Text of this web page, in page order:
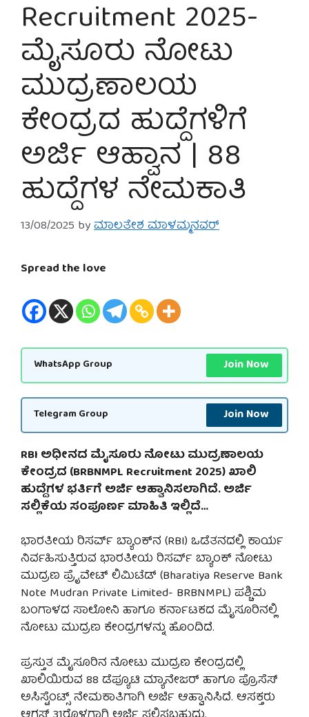
Recruitment 2025-
ಮೈಸೂರು ನೋಟು
ಮುದ್ರಣಾಲಯ
ಕೇಂದ್ರದ ಹುದ್ದೆಗಳಿಗೆ
ಅರ್ಜಿ ಆಹ್ವಾನ | 88
ಹುದ್ದೆಗಳ ನೇಮಕಾತಿ
13/08/2025 byಮಾಲತೇಶ ಮಾಳಮ್ಮನವರ್
Spread the love
WhatsApp Group Join Now
Telegram Group Join Now
RBI ಅಧೀನದ ಮೈಸೂರು ನೋಟು ಮುದ್ರಣಾಲಯ
ಕೇಂದ್ರದ (BRBNMPL Recruitment 2025) ಖಾಲಿ
ಹುದ್ದೆಗಳ ಭರ್ತಿಗೆ ಅರ್ಜಿ ಆಹ್ವಾನಿಸಲಾಗಿದೆ. ಅರ್ಜಿ
ಸಲ್ಲಿಕೆಯ ಸಂಪೂರ್ಣ ಮಾಹಿತಿ ಇಲ್ಲಿದೆ…
ಭಾರತೀಯ ರಿಸರ್ವ್ ಬ್ಯಾಂಕ್‌ನ (RBI) ಒಡೆತನದಲ್ಲಿ ಕಾರ್ಯ
ನಿರ್ವಹಿಸುತ್ತಿರುವ ಭಾರತೀಯ ರಿಸರ್ವ್ ಬ್ಯಾಂಕ್ ನೋಟು
ಮುದ್ರಣ ಪ್ರೈವೇಟ್ ಲಿಮಿಟೆಡ್ (Bharatiya Reserve Bank
Note Mudran Private Limited- BRBNMPL) ಪಶ್ಚಿಮ
ಬಂಗಾಳದ ಸಾಲೋನಿ ಹಾಗೂ ಕರ್ನಾಟಕದ ಮೈಸೂರಿನಲ್ಲಿ
ನೋಟು ಮುದ್ರಣ ಕೇಂದ್ರಗಳನ್ನು ಹೊಂದಿದೆ.
ಪ್ರಸ್ತುತ ಮೈಸೂರಿನ ನೋಟು ಮುದ್ರಣ ಕೇಂದ್ರದಲ್ಲಿ
ಖಾಲಿಯಿರುವ 88 ಡೆಪ್ಯೂಟಿ ಮ್ಯಾನೇಜರ್ ಹಾಗೂ ಪ್ರೊಸೆಸ್
ಅಸಿಸ್ಟೆಂಟ್ಸ್ ನೇಮಕಾತಿಗಾಗಿ ಅರ್ಜಿ ಆಹ್ವಾನಿಸಿದೆ. ಆಸಕ್ತರು